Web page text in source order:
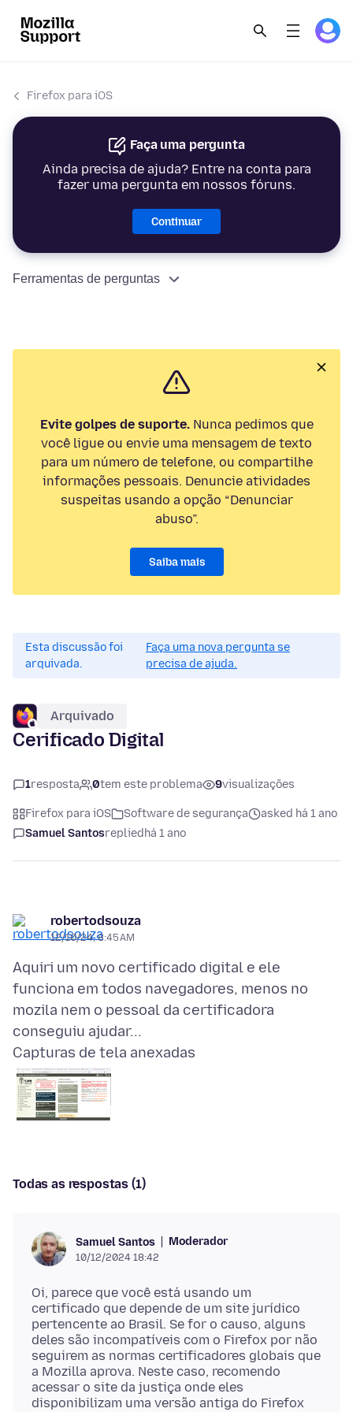
Firefox para iOS
Faça uma pergunta
Ainda precisa de ajuda? Entre na conta para
fazer uma pergunta em nossos fóruns.
Continuar
Ferramentas de perguntas
Evite golpes de suporte.Nunca pedimos que
você ligue ou envie uma mensagem de texto
para um número de telefone, ou compartilhe
informações pessoais. Denuncie atividades
suspeitas usando a opção “Denunciar
abuso”.
Saiba mais
Esta discussão foi
arquivada.
Faça uma nova pergunta se
precisa de ajuda.
Arquivado
Cerificado Digital
1resposta 0tem este problema 9visualizações
Firefox para iOS Software de segurança
asked há 1 ano
Samuel Santosreplied há 1 ano
robertodsouza
12/10/24, 8:45 AM
Aquiri um novo certificado digital e ele
funciona em todos navegadores, menos no
mozila nem o pessoal da certificadora
Capturas de tela anexadas
Todas as respostas (1)
Samuel Santos Moderador
10/12/2024 18:42
Oi, parece que você está usando um
certificado que depende de um site jurídico
pertencente ao Brasil. Se for o causo, alguns
deles são incompatíveis com o Firefox por não
seguirem as normas certificadores globais que
a Mozilla aprova. Neste caso, recomendo
acessar o site da justiça onde eles
disponibilizam uma versão antiga do Firefox